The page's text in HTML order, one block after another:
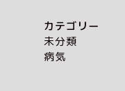
カテゴリー
未分類
病気